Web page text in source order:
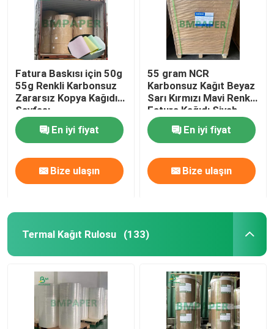
Fatura Baskısı için 50g
55g Renkli Karbonsuz
Zararsız Kopya Kağıdı
Sayfası
En iyi fiyat
Bize ulaşın
55 gram NCR
Karbonsuz Kağıt Beyaz
Sarı Kırmızı Mavi Renk
Fatura Kağıdı Siyah
Resim
En iyi fiyat
Bize ulaşın
Termal Kağıt Rulosu (133)